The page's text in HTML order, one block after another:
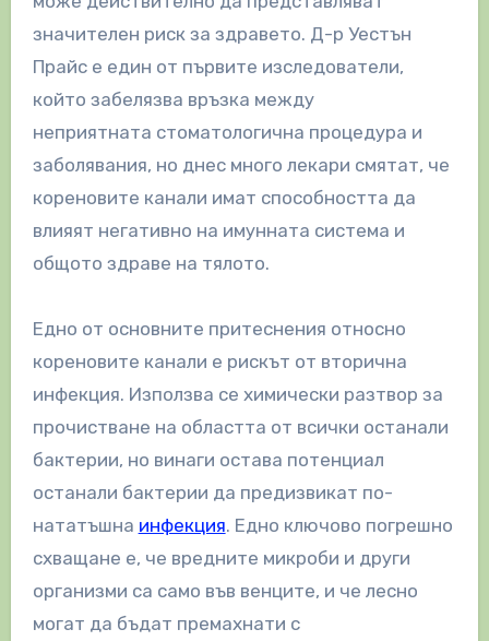
значителен риск за здравето. Д-р Уестън
Прайс е един от първите изследователи,
който забелязва връзка между
неприятната стоматологична процедура и
заболявания, но днес много лекари смятат, че
кореновите канали имат способността да
влияят негативно на имунната система и
общото здраве на тялото.
Едно от основните притеснения относно
кореновите канали е рискът от вторична
инфекция. Използва се химически разтвор за
прочистване на областта от всички останали
бактерии, но винаги остава потенциал
останали бактерии да предизвикат по-
нататъшна инфекция. Едно ключово погрешно
схващане е, че вредните микроби и други
организми са само във венците, и че лесно
могат да бъдат премахнати с